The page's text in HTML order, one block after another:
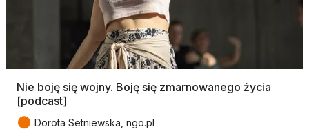
Nie boję się wojny. Boję się zmarnowanego życia
[podcast]
● Dorota Setniewska, ngo.pl